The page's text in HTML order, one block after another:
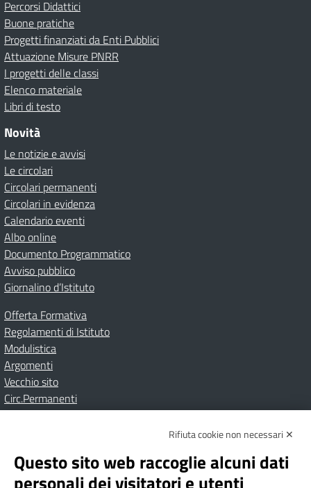
Percorsi Didattici
Buone pratiche
Progetti finanziati da Enti Pubblici
Attuazione Misure PNRR
I progetti delle classi
Elenco materiale
Libri di testo
Novità
Le notizie e avvisi
Le circolari
Circolari permanenti
Circolari in evidenza
Calendario eventi
Albo online
Documento Programmatico
Avviso pubblico
Giornalino d’Istituto
Offerta Formativa
Regolamenti di Istituto
Modulistica
Argomenti
Vecchio sito
Circ.Permanenti
Albo onlinePrivacy Policy
Dichiarazione di accessibilità
Note Legali
Rifiuta cookie non necessari ✕
Questo sito web raccoglie alcuni dati